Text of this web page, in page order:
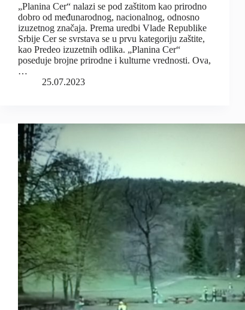
„Planina Cer“ nalazi se pod zaštitom kao prirodno
dobro od međunarodnog, nacionalnog, odnosno
izuzetnog značaja. Prema uredbi Vlade Republike
Srbije Cer se svrstava se u prvu kategoriju zaštite,
kao Predeo izuzetnih odlika. „Planina Cer“
poseduje brojne prirodne i kulturne vrednosti. Ova,
…
25.07.2023